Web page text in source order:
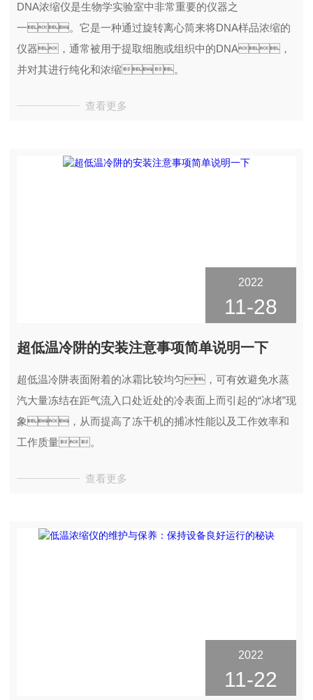
DNA浓缩仪是生物学实验室中非常重要的仪器之
一。它是一种通过旋转离心筒来将DNA样品浓缩的
仪器，通常被用于提取细胞或组织中的DNA，
并对其进行纯化和浓缩。
查看更多
2022
11-28
超低温冷阱的安装注意事项简单说明一下
超低温冷阱表面附着的冰霜比较均匀，可有效避免水蒸
汽大量冻结在距气流入口处近处的冷表面上而引起的“冰堵”现
象，从而提高了冻干机的捕冰性能以及工作效率和
工作质量。
查看更多
2022
11-22